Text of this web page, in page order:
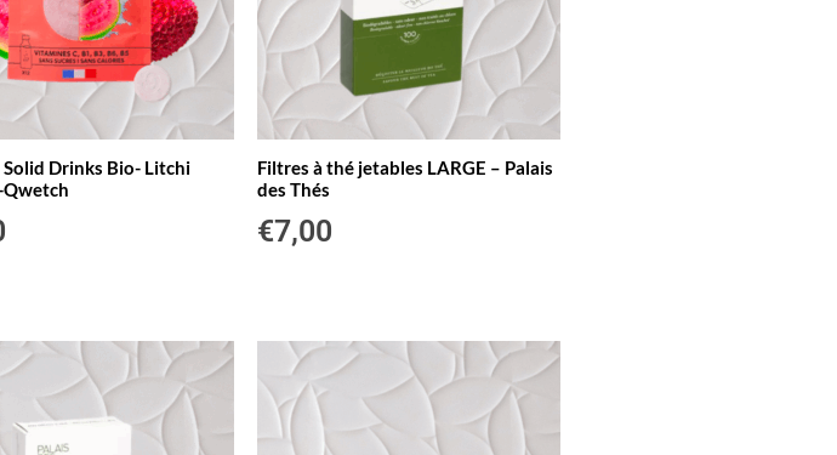
Solid Drinks Bio- Litchi
Qwetch
Filtres à thé jetables LARGE – Palais
des Thés
€7,00